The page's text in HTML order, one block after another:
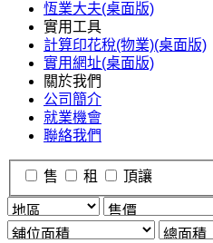
恆業大夫(桌面版)
實用工具
計算印花稅(物業)(桌面版)
實用網址(桌面版)
關於我們
公司簡介
就業機會
聯絡我們
售 租 頂讓